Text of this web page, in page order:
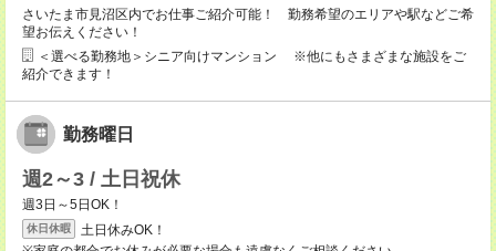
さいたま市見沼区内でお仕事ご紹介可能！ 勤務希望のエリアや駅などご希
望お伝えください！
＜選べる勤務地＞シニア向けマンション ※他にもさまざまな施設をご
紹介できます！
勤務曜日
週2～3 / 土日祝休
週3日～5日OK！
休日休暇
土日休みOK！